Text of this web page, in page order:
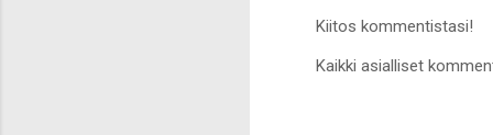
ä
Kiitos kommentistasi!
Kaikki asialliset